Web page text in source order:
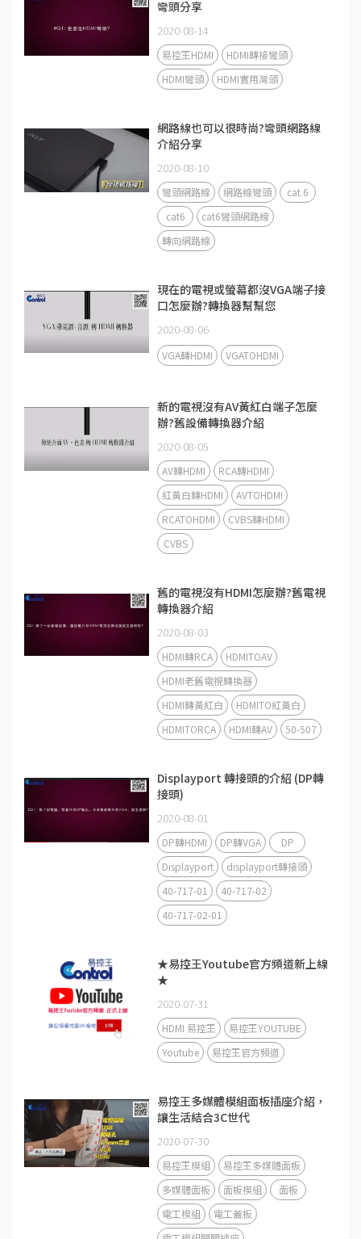
彎頭分享
2020-08-14
易控王HDMI
HDMI轉接彎頭
HDMI彎頭
HDMI實用灣頭
網路線也可以很時尚?彎頭網路線
介紹分享
2020-08-10
彎頭網路線 網路線彎頭
cat.6
cat6
cat6彎頭網路線
轉向網路線
現在的電視或螢幕都沒VGA端子接
口怎麼辦?轉換器幫幫您
2020-08-06
VGA轉HDMI VGATOHDMI
新的電視沒有AV黃紅白端子怎麼
辦?舊設備轉換器介紹
2020-08-05
AV轉HDMI
RCA轉HDMI
紅黃白轉HDMI
AVTOHDMI
RCATOHDMI
CVBS轉HDMI
CVBS
舊的電視沒有HDMI怎麼辦?舊電視
轉換器介紹
2020-08-03
HDMI轉RCA
HDMITOAV
HDMI老舊電視轉換器
HDMI轉黃紅白
HDMITO紅黃白
HDMITORCA
HDMI轉AV 50-507
Displayport 轉接頭的介紹 (DP轉
接頭)
2020-08-01
DP轉HDMI DP轉VGA
DP
Displayport
displayport轉接頭
40-717-01
40-717-02
40-717-02-01
★易控王Youtube官方頻道新上線
★
2020-07-31
HDMI 易控王
易控王YOUTUBE
Youtube
易控王官方頻道
易控王多媒體模組面板插座介紹，
讓生活結合3C世代
2020-07-30
易控王模組
易控王多媒體面板
多媒體面板
面板模組
面板
電工模組
電工蓋板